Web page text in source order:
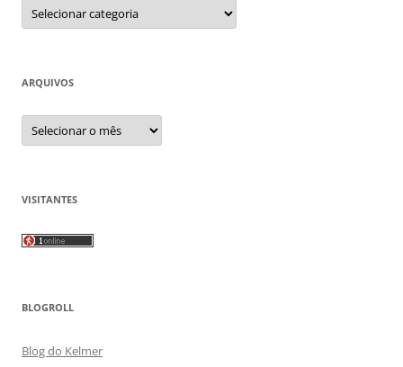
ARQUIVOS
Arquivos
VISITANTES
BLOGROLL
Blog do Kelmer